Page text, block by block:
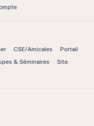
CSE/Amicales
Portail
& Séminaires
Site